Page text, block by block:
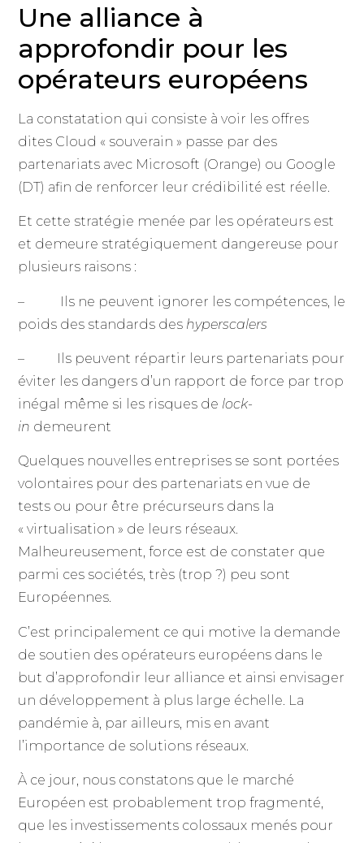
Une alliance à
approfondir pour les
opérateurs européens
La constatation qui consiste à voir les offres
dites Cloud « souverain » passe par des
partenariats avec Microsoft (Orange) ou Google
(DT) afin de renforcer leur crédibilité est réelle.
Et cette stratégie menée par les opérateurs est
et demeure stratégiquement dangereuse pour
plusieurs raisons :
–
Ils ne peuvent ignorer les compétences, le
poids des standards des hyperscalers
– Ils peuvent répartir leurs partenariats pour
éviter les dangers d’un rapport de force par trop
inégal même si les risques de lock-
in demeurent
Quelques nouvelles entreprises se sont portées
volontaires pour des partenariats en vue de
tests ou pour être précurseurs dans la
« virtualisation » de leurs réseaux.
Malheureusement, force est de constater que
parmi ces sociétés, très (trop ?) peu sont
Européennes.
C’est principalement ce qui motive la demande
de soutien des opérateurs européens dans le
but d’approfondir leur alliance et ainsi envisager
un développement à plus large échelle. La
pandémie à, par ailleurs, mis en avant
l’importance de solutions réseaux.
À ce jour, nous constatons que le marché
Européen est probablement trop fragmenté,
que les investissements colossaux menés pour